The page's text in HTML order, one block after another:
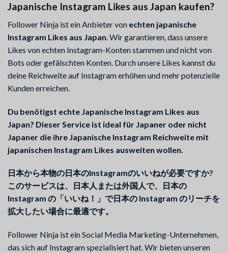
Japanische Instagram Likes aus Japan kaufen?
Follower Ninja ist ein Anbieter von echten japanische
Instagram Likes aus Japan. Wir garantieren, dass unsere
Likes von echten Instagram-Konten stammen und nicht von
Bots oder gefälschten Konten. Durch unsere Likes kannst du
deine Reichweite auf Instagram erhöhen und mehr potenzielle
Kunden erreichen.
Du benötigst echte Japanische Instagram Likes aus
Japan? Dieser Service ist ideal für Japaner oder nicht
Japaner die ihre Japanische Instagram Reichweite mit
japanischen Instagram Likes ausweiten wollen.
日本から本物の日本のInstagramのいいねが必要ですか?
このサービスは、日本人または外国人で、日本の
Instagram の「いいね！」で日本の Instagram のリーチを
拡大したい場合に最適です。
Follower Ninja ist ein Social Media Marketing-Unternehmen,
das sich auf Instagram spezialisiert hat. Wir bieten unseren